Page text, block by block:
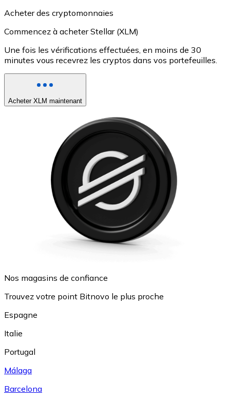
Acheter des cryptomonnaies
Commencez à acheter Stellar (XLM)
Une fois les vérifications effectuées, en moins de 30
minutes vous recevrez les cryptos dans vos portefeuilles.
Acheter XLM maintenant
Nos magasins de confiance
Trouvez votre point Bitnovo le plus proche
Espagne
Italie
Portugal
Málaga
Barcelona